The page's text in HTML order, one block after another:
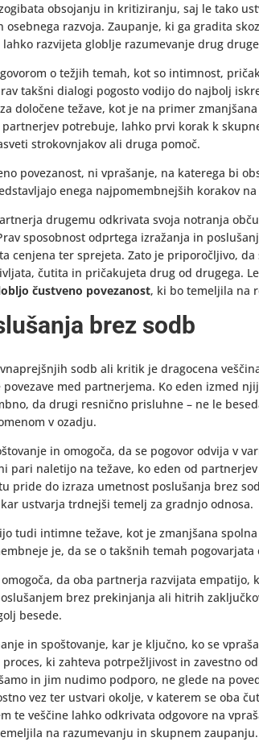
obsojanju in kritiziranju, saj le tako
razvoja. Zaupanje, ki ga gradita
razvijeta globlje razumevanje drug
o težjih temah, kot so intimnost,
takšni dialogi pogosto vodijo do najbolj
določene težave, kot je na primer
partnerjev potrebuje, lahko prvi korak k
strokovnjakov ali druga pomoč.
povezanost, ni vprašanje, na katerega bi
enega najpomembnejših korakov
drugemu odkrivata svoja notranja
sposobnost odprtega izražanja in
cenjena ter sprejeta. Zato je priporočljivo, da
čutita in pričakujeta drug od drugega.
čustveno povezanost, ki bo temeljila na
brez sodb
sodb ali kritik je dragocena
med partnerjema. Ko eden izmed
da drugi resnično prisluhne – ne le
v ozadju.
in omogoča, da se pogovor odvija v
pari naletijo na težave, ko eden od
pride do izraza umetnost poslušanja brez
ustvarja trdnejši temelj za gradnjo odnosa.
tudi intimne težave, kot je zmanjšana
je, da se o takšnih temah
da oba partnerja razvijata empatijo,
brez prekinjanja ali hitrih
besede.
in spoštovanje, kar je ključno, ko se
proces, ki zahteva potrpežljivost in zavestno
in jim nudimo podporo, ne glede na
vez ter ustvari okolje, v katerem se oba
te veščine lahko odkrivata odgovore na
na razumevanju in skupnem zaupanju.